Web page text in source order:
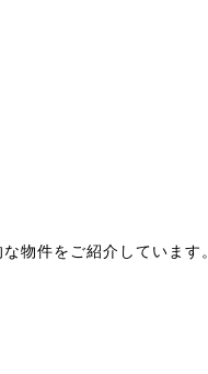
物件をご紹介しています。